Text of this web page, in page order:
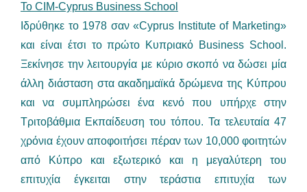
Το CIM-Cyprus Business School
Ιδρύθηκε το 1978 σαν «Cyprus Institute of Marketing»
και είναι έτσι το πρώτο Κυπριακό Business School.
Ξεκίνησε την λειτουργία με κύριο σκοπό να δώσει μία
άλλη διάσταση στα ακαδημαϊκά δρώμενα της Κύπρου
και να συμπληρώσει ένα κενό που υπήρχε στην
Τριτοβάθμια Εκπαίδευση του τόπου. Τα τελευταία 47
χρόνια έχουν αποφοιτήσει πέραν των 10,000 φοιτητών
από Κύπρο και εξωτερικό και η μεγαλύτερη του
επιτυχία έγκειται στην τεράστια επιτυχία των